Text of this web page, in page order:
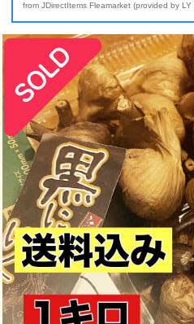
from JDirectItems Fleamarket (provided by